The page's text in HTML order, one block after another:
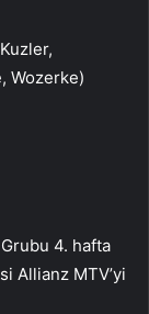
Wozerke)
4. hafta
Allianz MTV’yi